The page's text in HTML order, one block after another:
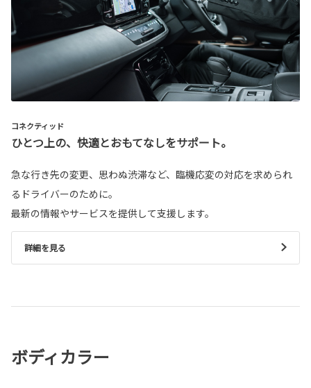
コネクティッド
ひとつ上の、快適とおもてなしをサポート。
急な行き先の変更、思わぬ渋滞など、臨機応変の対応を求められ
るドライバーのために。
最新の情報やサービスを提供して支援します。
詳細を見る
ボディカラー